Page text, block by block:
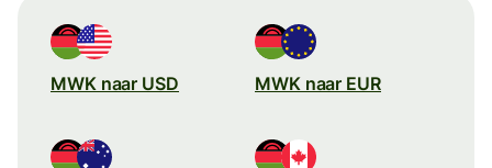
MWK naar USD MWK naar EUR